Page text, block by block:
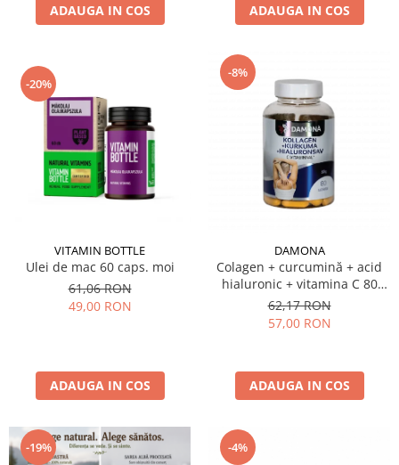
ADAUGA IN COS ADAUGA IN COS
-20%
VITAMIN BOTTLE
Ulei de mac 60 caps. moi
61,06 RON
49,00 RON
ADAUGA IN COS
-8%
DAMONA
Colagen + curcumină + acid
hialuronic + vitamina C 80
tabl.
62,17 RON
57,00 RON
ADAUGA IN COS
-19% -4%